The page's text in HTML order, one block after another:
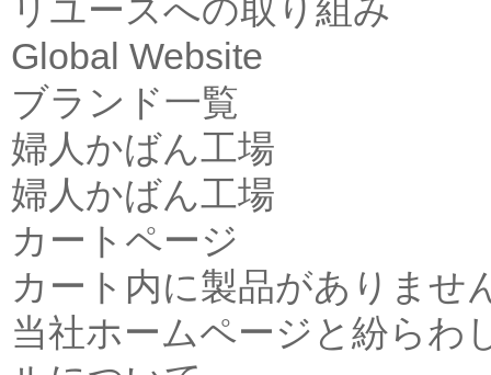
リユースへの取り組み
Global Website
ブランド一覧
婦人かばん工場
婦人かばん工場
カートページ
カート内に製品がありませ
当社ホームページと紛らわ